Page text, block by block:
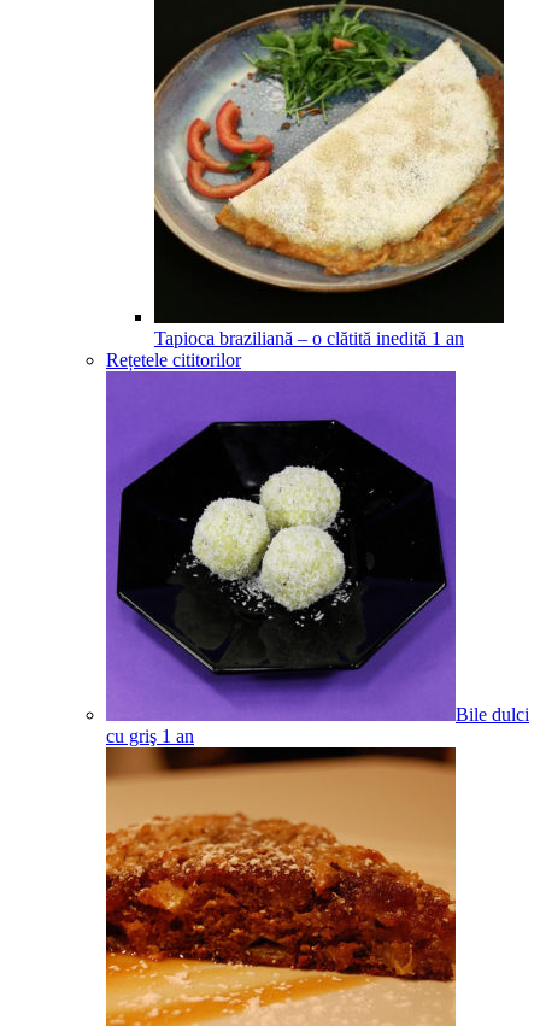
Tapioca braziliană – o clătită inedită 1 an
Rețetele cititorilor
Bile dulci
cu griş 1 an